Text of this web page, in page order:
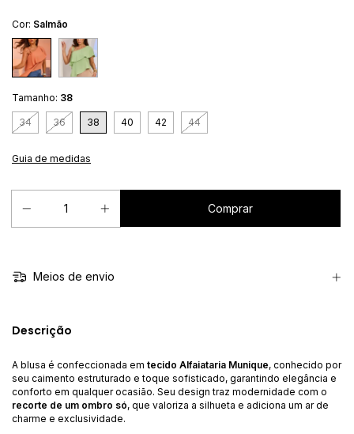
Cor: Salmão
Tamanho: 38
34 36 38 40 42 44
Guia de medidas
Meios de envio
Descrição
A blusa é confeccionada em tecido Alfaiataria Munique, conhecido por
seu caimento estruturado e toque sofisticado, garantindo elegância e
conforto em qualquer ocasião. Seu design traz modernidade com o
recorte de um ombro só, que valoriza a silhueta e adiciona um ar de
charme e exclusividade.